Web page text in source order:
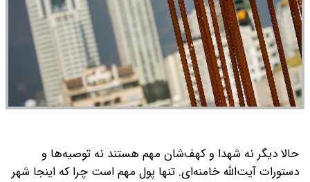
حالا دیگر نه شهدا و کهف‌شان مهم هستند نه توصیه‌ها و
دستورات آیت‌الله خامنه‌ای. تنها پول مهم است چرا که اینجا شهر